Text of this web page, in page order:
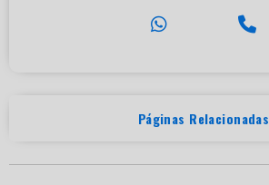
Páginas Relacionadas